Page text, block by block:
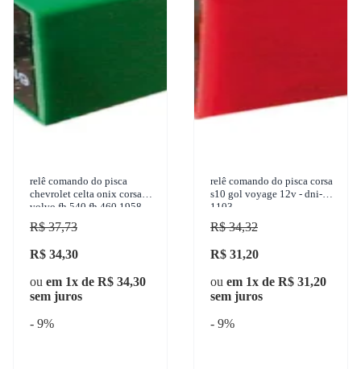
relê comando do pisca
chevrolet celta onix corsa
volvo fh 540 fh 460 1958-
2018 dni - dni-1106
R$ 37,73
R$ 34,30
ou em 1x de R$ 34,30
sem juros
- 9%
relê comando do pisca corsa
s10 gol voyage 12v - dni-
1103
R$ 34,32
R$ 31,20
ou em 1x de R$ 31,20
sem juros
- 9%